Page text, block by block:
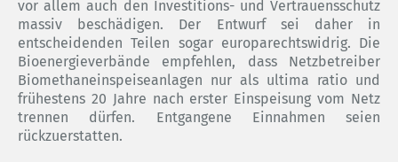
vor allem auch den Investitions- und Vertrauensschutz
massiv beschädigen. Der Entwurf sei daher in
entscheidenden Teilen sogar europarechtswidrig. Die
Bioenergieverbände empfehlen, dass Netzbetreiber
Biomethaneinspeiseanlagen nur als ultima ratio und
frühestens 20 Jahre nach erster Einspeisung vom Netz
trennen dürfen. Entgangene Einnahmen seien
rückzuerstatten.